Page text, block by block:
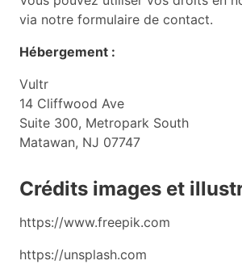
via notre formulaire de contact.
Hébergement :
Vultr
14 Cliffwood Ave
Suite 300, Metropark South
Matawan, NJ 07747
Crédits images et
https://www.freepik.com
https://unsplash.com